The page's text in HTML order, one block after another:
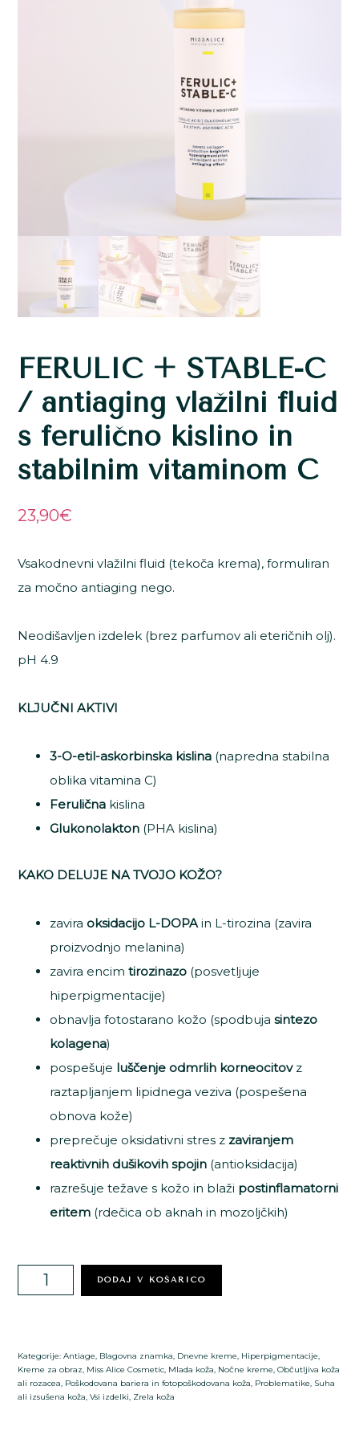
FERULIC + STABLE-C
/ antiaging vlažilni fluid
s ferulično kislino in
stabilnim vitaminom C
23,90€
Vsakodnevni vlažilni fluid (tekoča krema), formuliran
za močno antiaging nego.
Neodišavljen izdelek (brez parfumov ali eteričnih olj).
pH 4.9
KLJUČNI AKTIVI
3-O-etil-askorbinska kislina (napredna stabilna
oblika vitamina C)
Ferulična kislina
Glukonolakton (PHA kislina)
KAKO DELUJE NA TVOJO KOŽO?
zavira oksidacijo L-DOPAin L-tirozina (zavira
proizvodnjo melanina)
zavira encimtirozinazo (posvetljuje
hiperpigmentacije)
obnavlja fotostarano kožo (spodbujasintezo
kolagena)
pospešuje luščenje odmrlih korneocitovz
raztapljanjem lipidnega veziva (pospešena
obnova kože)
preprečuje oksidativni stres z zaviranjem
reaktivnih dušikovih spojin (antioksidacija)
razrešuje težave s kožo in blaži postinflamatorni
eritem (rdečica ob aknah in mozoljčkih)
FERULIC
C
/
DODAJ V KOŠARICO
Kategorije:Antiage, Blagovna znamka, Dnevne kreme, Hiperpigmentacije,
Kreme za obraz, Miss Alice Cosmetic, Mlada koža, Nočne kreme,Občutljiva koža
ali rozacea, Poškodovana bariera in fotopoškodovana koža, Problematike, Suha
ali izsušena koža,Vsi izdelki, Zrela koža